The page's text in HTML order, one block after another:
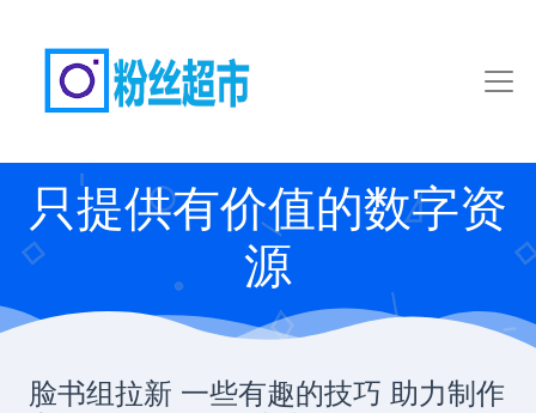
只提供有价值的数字资
源
脸书组拉新 一些有趣的技巧 助力制作